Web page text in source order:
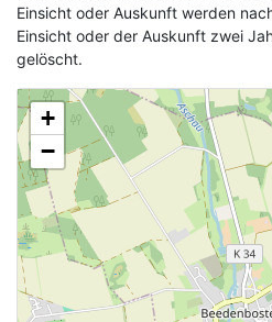
Einsicht oder Auskunft werden
Einsicht oder der Auskunft zwei
gelöscht.
+
−